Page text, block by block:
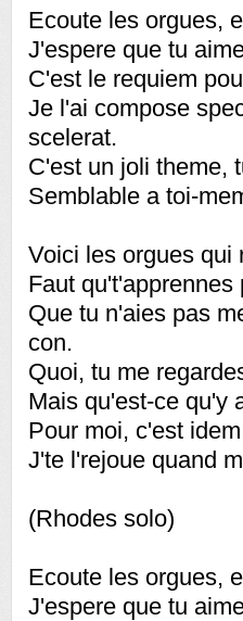
Ecoute les orgues,
J'espere que tu
C'est le requiem
Je l'ai compose
scelerat.
C'est un joli theme,
Semblable a toi-
Voici les orgues qui
Faut
Que tu n'aies pas
con.
Quoi, tu me
Mais qu'est-ce qu'y
Pour moi, c'est
J'te l'rejoue quand
(Rhodes solo)
Ecoute les orgues,
J'espere que tu